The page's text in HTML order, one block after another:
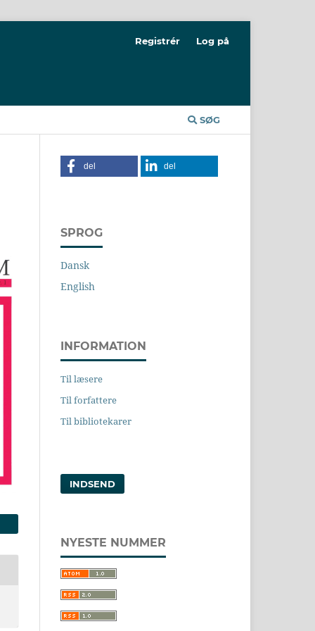
SØG
Registrér Log på
del del
SPROG
Dansk
English
INFORMATION
Til læsere
Til forfattere
Til bibliotekarer
INDSEND
NYESTE NUMMER